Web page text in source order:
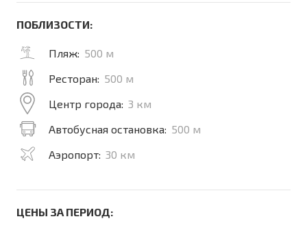
ПОБЛИЗОСТИ:
Пляж: 500 м
Ресторан: 500 м
Центр города: 3 км
Автобусная остановка: 500 м
Аэропорт: 30 км
ЦЕНЫ ЗА ПЕРИОД: